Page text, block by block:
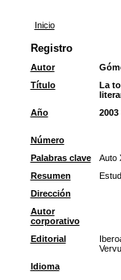
Inicio
Registro
Autor
Título
La
Año
2003
Número
Palabras clave
Auto
Resumen
Dirección
Autor
corporativo
Editorial
Idioma